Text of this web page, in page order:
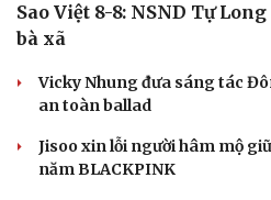
Sao Việt 8-8: NSND Tự
bà xã
Vicky Nhung đưa sáng tác
an toàn ballad
Jisoo xin lỗi người hâm mộ
năm BLACKPINK